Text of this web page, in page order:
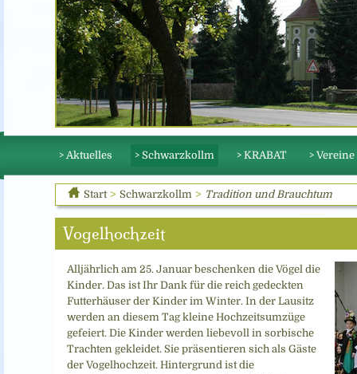
> Aktuelles > Schwarzkollm > KRABAT >
Start> Schwarzkollm > Tradition und Brauchtum
Vogelhochzeit
Alljährlich am 25. Januar beschenken die Vögel die
Kinder. Das ist Ihr Dank für die reich gedeckten
Futterhäuser der Kinder im Winter. In der Lausitz
werden an diesem Tag kleine Hochzeitsumzüge
gefeiert. Die Kinder werden liebevoll in sorbische
Trachten gekleidet. Sie präsentieren sich als Gäste
der Vogelhochzeit. Hintergrund ist die